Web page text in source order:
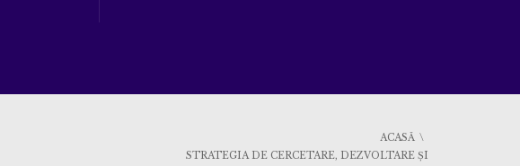
ACASĂ
STRATEGIA DE CERCETARE, DEZVOLTARE ȘI